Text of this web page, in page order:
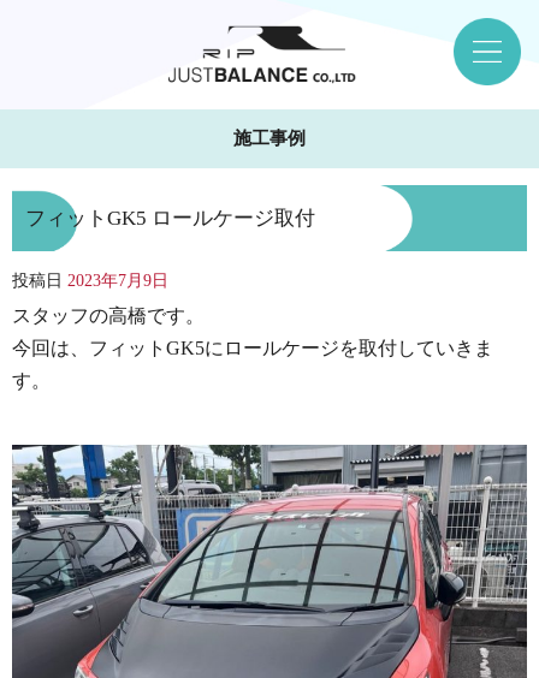
施工事例
フィットGK5 ロールケージ取付
投稿日 2023年7月9日
スタッフの高橋です。
今回は、フィットGK5にロールケージを取付していきま
す。